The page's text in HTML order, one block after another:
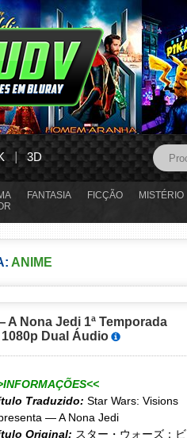
3D
FANTASIA FICÇÃO MISTÉRIO
ANIME
Nona Jedi 1ª Temporada
Dual Áudio
Traduzido: Star Wars: Visions
— A Nona Jedi
Original: スター・ウォーズ：ビ